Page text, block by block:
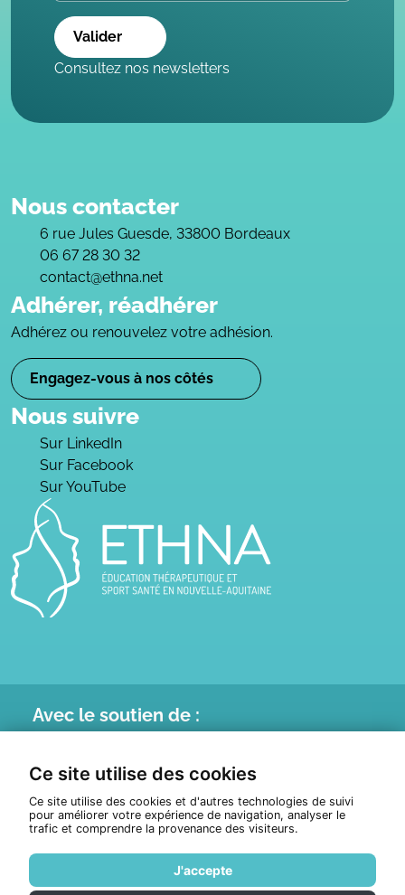
Ce site utilise des cookies
Ce site utilise des cookies et d'autres technologies de suivi
pour améliorer votre expérience de navigation, analyser le
trafic et comprendre la provenance des visiteurs.
J'accepte
Valider
Consultez nos newsletters
Nous contacter
6 rue Jules Guesde, 33800 Bordeaux
06 67 28 30 32
contact@ethna.net
Adhérer, réadhérer
Adhérez ou renouvelez votre adhésion.
Engagez-vous à nos côtés
Nous suivre
Sur LinkedIn
Sur Facebook
Sur YouTube
Avec le soutien de :